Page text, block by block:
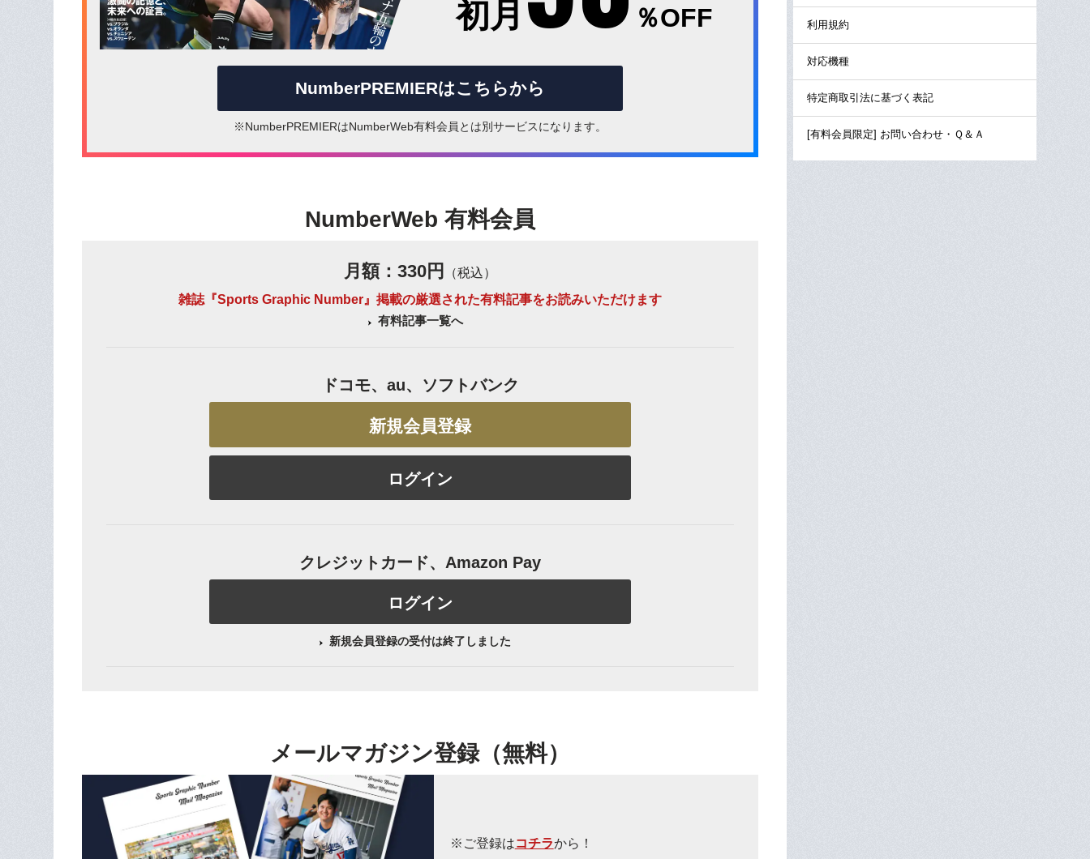
初月 ％OFF
NumberPREMIERはこちらから
※NumberPREMIERはNumberWeb有料会員とは別サービスになります。
NumberWeb 有料会員
月額：330円
（税込）
雑誌『Sports Graphic Number』掲載の厳選された有料記事をお読みいただけます
有料記事一覧へ
ドコモ、au、ソフトバンク
新規会員登録
ログイン
クレジットカード、Amazon Pay
ログイン
新規会員登録の受付は終了しました
メールマガジン登録（無料）
※ご登録はコチラから！
利用規約
対応機種
特定商取引法に基づく表記
[有料会員限定] お問い合わせ・Ｑ＆Ａ